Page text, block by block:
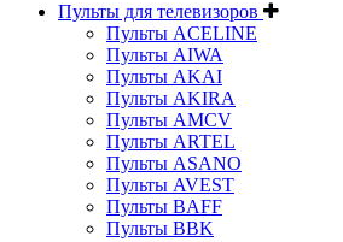
Пульты для телевизоров
Пульты ACELINE
Пульты AIWA
Пульты AKAI
Пульты AKIRA
Пульты AMCV
Пульты ARTEL
Пульты ASANO
Пульты AVEST
Пульты BAFF
Пульты BBK